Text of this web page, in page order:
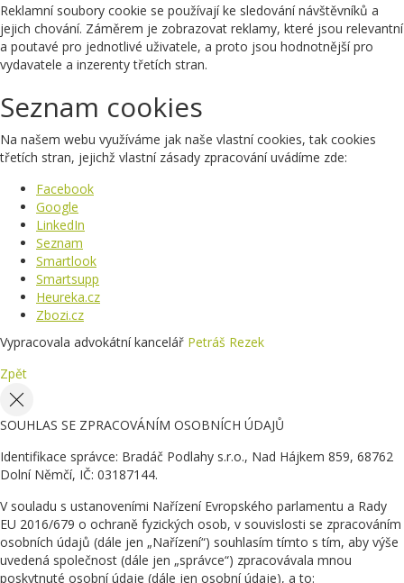
Reklamní soubory cookie se používají ke sledování návštěvníků a
jejich chování. Záměrem je zobrazovat reklamy, které jsou relevantní
a poutavé pro jednotlivé uživatele, a proto jsou hodnotnější pro
vydavatele a inzerenty třetích stran.
Seznam cookies
Na našem webu využíváme jak naše vlastní cookies, tak cookies
třetích stran, jejichž vlastní zásady zpracování uvádíme zde:
Facebook
Google
LinkedIn
Seznam
Smartlook
Smartsupp
Heureka.cz
Zbozi.cz
Vypracovala advokátní kancelář Petráš Rezek
Zpět
SOUHLAS SE ZPRACOVÁNÍM OSOBNÍCH ÚDAJŮ
Identifikace správce: Bradáč Podlahy s.r.o., Nad Hájkem 859, 68762
Dolní Němčí, IČ: 03187144.
V souladu s ustanoveními Nařízení Evropského parlamentu a Rady
EU 2016/679 o ochraně fyzických osob, v souvislosti se zpracováním
osobních údajů (dále jen „Nařízení“) souhlasím tímto s tím, aby výše
uvedená společnost (dále jen „správce“) zpracovávala mnou
poskytnuté osobní údaje (dále jen osobní údaje), a to: